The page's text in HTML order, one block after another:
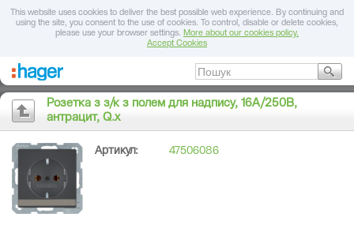
This website uses cookies to deliver the best possible web experience. By continuing and
using the site, you consent to the use of cookies. To control, disable or delete cookies,
please use your browser settings. More about our cookies policy.
Accept Cookies
Розетка з з/к з полем для надпису, 16А/250В,
антрацит, Q.х
Артикул: 47506086